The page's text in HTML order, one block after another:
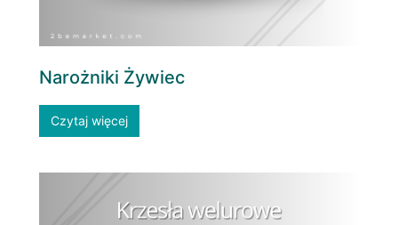
Narożniki Żywiec
Czytaj więcej